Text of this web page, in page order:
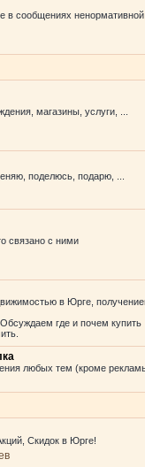
в сообщениях ненормативной
магазины, услуги, ...
поделюсь, подарю, ...
связано с ними
в Юрге,
где и почем купить
любых тем (кроме
Скидок в Юрге!